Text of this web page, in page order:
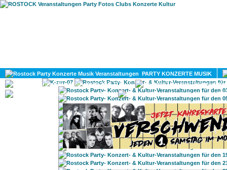
PARTY KONZERTE MUSIK
KULTUR
GAY